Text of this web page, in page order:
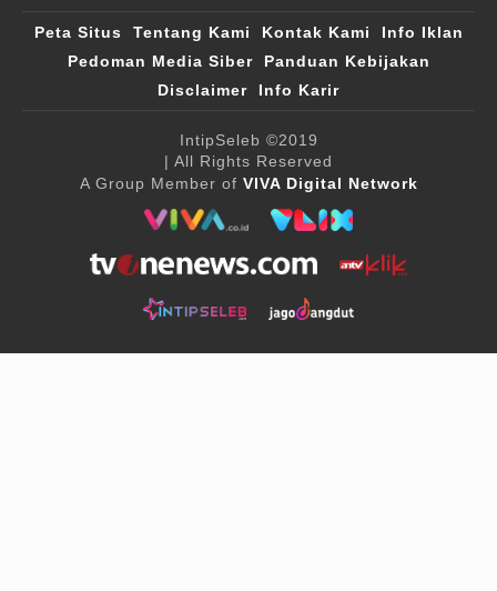
Peta Situs Tentang Kami Kontak Kami
Info Iklan
Pedoman Media Siber
Panduan Kebijakan
Disclaimer
Info Karir
IntipSeleb ©2019
| All Rights Reserved
A Group Member of VIVA Digital Network